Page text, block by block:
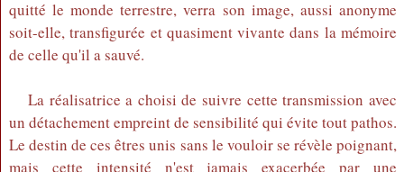
quitté le monde terrestre, verra son image, aussi anonyme
soit-elle, transfigurée et quasiment vivante dans la mémoire
de celle qu'il a sauvé.
La réalisatrice a choisi de suivre cette transmission avec
un détachement empreint de sensibilité qui évite tout pathos.
Le destin de ces êtres unis sans le vouloir se révèle poignant,
mais cette intensité n'est jamais exacerbée par une